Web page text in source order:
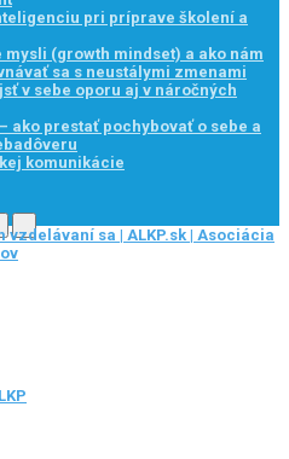
pri príprave školení a
mysli (growth mindset) a ako nám
sa s neustálymi zmenami
v sebe oporu aj v náročných
ako prestať pochybovať o sebe a
komunikácie